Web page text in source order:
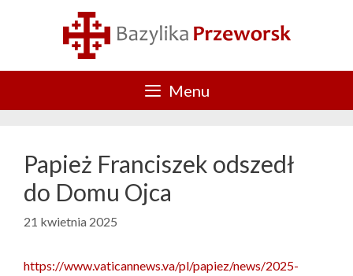
Menu
Papież Franciszek odszedł
do Domu Ojca
21 kwietnia 2025
https://www.vaticannews.va/pl/papiez/news/2025-